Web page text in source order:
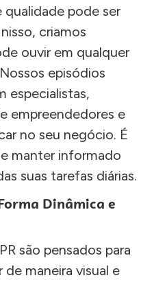
pode ser
criamos
ouvir em qualquer
episódios
especialistas,
empreendedores e
no seu negócio. É
manter informado
suas tarefas diárias.
Dinâmica e
são pensados para
maneira visual e